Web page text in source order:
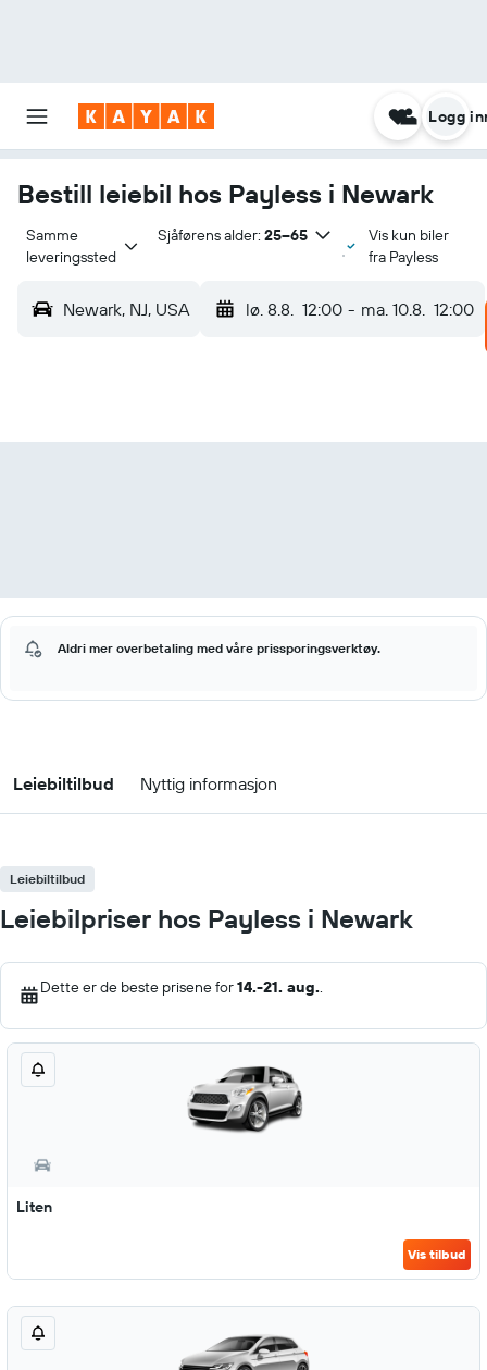
Logg
Bestill leiebil hos Payless i Newark
Samme
leveringssted
Sjåførens alder: 25–65
Vis kun biler
fra Payless
Newark, NJ, USA lø. 8.8. 12:00 - ma. 10.8. 12:00
Aldri mer overbetaling med våre prissporingsverktøy.
Leiebiltilbud Nyttig informasjon
Leiebiltilbud
Leiebilpriser hos Payless i Newark
Dette er de beste prisene for14.-21. aug..
Liten
Vis tilbud